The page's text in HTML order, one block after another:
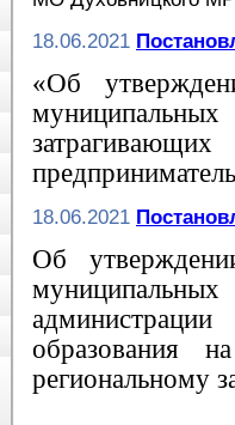
18.06.2021
«Об
18.06.2021
Об
образования
региональному